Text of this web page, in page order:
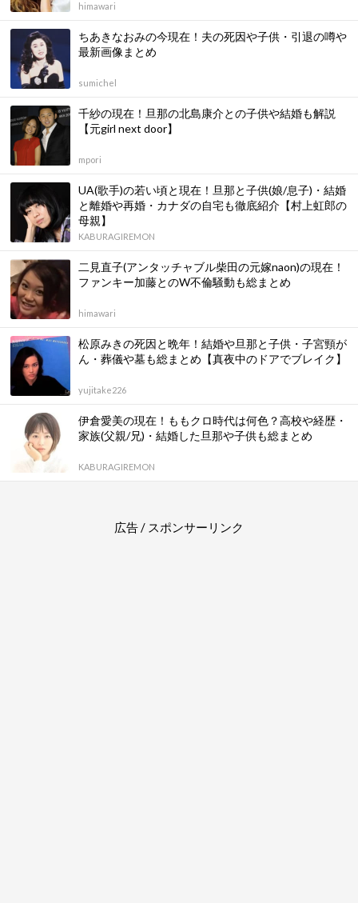
himawari
ちあきなおみの今現在！夫の死因や子供・引退の噂や
最新画像まとめ
sumichel
千紗の現在！旦那の北島康介との子供や結婚も解説
【元girl next door】
mpori
UA(歌手)の若い頃と現在！旦那と子供(娘/息子)・結婚
と離婚や再婚・カナダの自宅も徹底紹介【村上虹郎の
母親】
KABURAGIREMON
二見直子(アンタッチャブル柴田の元嫁naon)の現在！
ファンキー加藤とのW不倫騒動も総まとめ
himawari
松原みきの死因と晩年！結婚や旦那と子供・子宮頸が
ん・葬儀や墓も総まとめ【真夜中のドアでブレイク】
yujitake226
伊倉愛美の現在！ももクロ時代は何色？高校や経歴・
家族(父親/兄)・結婚した旦那や子供も総まとめ
KABURAGIREMON
広告 / スポンサーリンク